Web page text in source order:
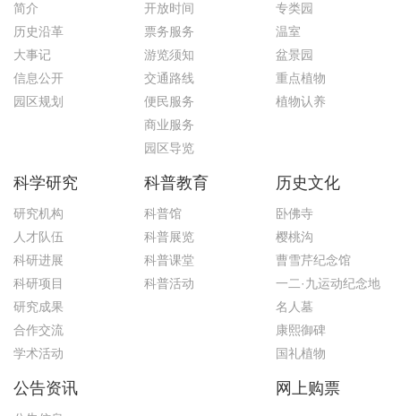
简介
历史沿革
大事记
信息公开
园区规划
开放时间
票务服务
游览须知
交通路线
便民服务
商业服务
园区导览
专类园
温室
盆景园
重点植物
植物认养
科学研究
研究机构
人才队伍
科研进展
科研项目
研究成果
合作交流
学术活动
科普教育
科普馆
科普展览
科普课堂
科普活动
历史文化
卧佛寺
樱桃沟
曹雪芹纪念馆
一二·九运动纪念地
名人墓
康熙御碑
国礼植物
公告资讯 网上购票